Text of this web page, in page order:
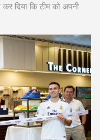
दिया कि टीम को अपनी